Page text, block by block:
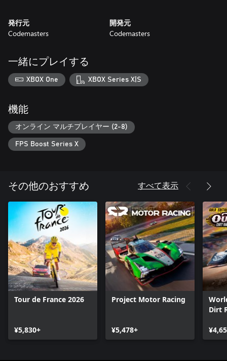
自分だけのドライバーを作りチームを結成して、オフロードレ
ースの世界で戦いましょう。
RaceNetで、熾烈な戦いがさらにレベルアップ。世界最強プレイ
ヤーを相手に、賞金を目指して戦おう。
・歴代のオフロードの名車が50台以上登場 - Ford Fiesta R5、
Sport quattro S1 E2を収録
・無数のルートを搭載した5つの素晴らしいラリースポット - オ
ーストラリア、スペイン、ミシガン、スウェーデン 、ウェール
ズ
・FIA WORLD RALLYCROSS CHAMPIONSHIPの公式ゲーム -
2トラック、プロ4トラック、Crosskartの各種マシンを使ったシ
・ジョイライド - タイムアタックチャレンジ、破壊チャレン
ジ、フリープレイエリアでプレイし、友達に挑戦状をたたきつ
けよう
・DiRTアカデミー - アメリカはワシントンで開講されるDirtFish
ラリースクールでスキルやテクニックを学び、最高の選手にな
るために訓練しましょう！
・キャリアモード - 自分だけのドライバーを作り、競技をまた
いで活躍し、スポンサーを獲得して明確な目標を持ったチーム
を結成しましょう
・熾烈なプレイ - 世界中プレイヤーと毎日、毎週、毎月行われ
メント、全機種対応ランキング、進化したCRESTテレメトリー
システムを搭載
発行元
Codemasters
開発元
Codemasters
一緒にプレイする
XBOX One XBOX Series X|S
機能
オンライン マルチプレイヤー (2-8)
FPS Boost Series X
その他のおすすめ すべて表示
Tour de France 2026
¥5,830+
Project Motor Racing
¥5,478+
Dirt